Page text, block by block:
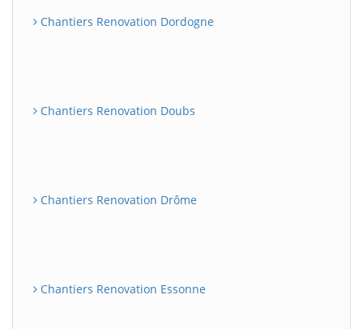
Chantiers Renovation Dordogne
Chantiers Renovation Doubs
Chantiers Renovation Drôme
Chantiers Renovation Essonne